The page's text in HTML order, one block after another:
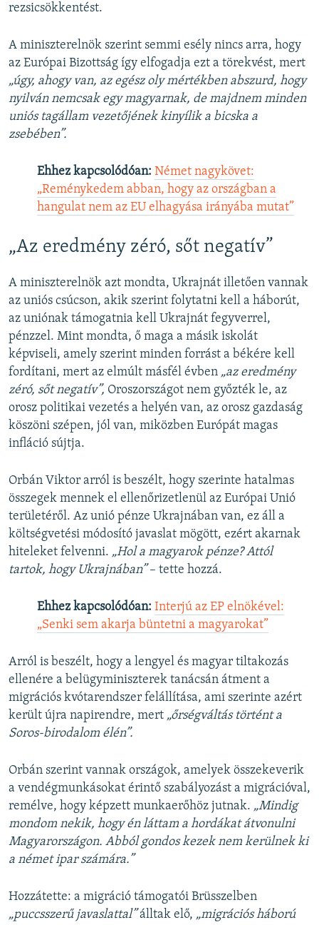
rezsicsökkentést.
A miniszterelnök szerint semmi esély nincs arra, hogy
az Európai Bizottság így elfogadja ezt a törekvést, mert
„úgy, ahogy van, az egész oly mértékben abszurd, hogy
nyilván nemcsak egy magyarnak, de majdnem minden
uniós tagállam vezetőjének kinyílik a bicska a
zsebében”.
Ehhez kapcsolódóan: Német nagykövet:
„Reménykedem abban, hogy az országban a
hangulat nem az EU elhagyása irányába mutat”
„Az eredmény zéró, sőt negatív”
A miniszterelnök azt mondta, Ukrajnát illetően vannak
az uniós csúcson, akik szerint folytatni kell a háborút,
az uniónak támogatnia kell Ukrajnát fegyverrel,
pénzzel. Mint mondta, ő maga a másik iskolát
képviseli, amely szerint minden forrást a békére kell
fordítani, mert az elmúlt másfél évben „az eredmény
zéró, sőt negatív”, Oroszországot nem győzték le, az
orosz politikai vezetés a helyén van, az orosz gazdaság
köszöni szépen, jól van, miközben Európát magas
infláció sújtja.
Orbán Viktor arról is beszélt, hogy szerinte hatalmas
összegek mennek el ellenőrizetlenül az Európai Unió
területéről. Az unió pénze Ukrajnában van, ez áll a
költségvetési módosító javaslat mögött, ezért akarnak
hiteleket felvenni. „Hol a magyarok pénze? Attól
tartok, hogy Ukrajnában”– tette hozzá.
Ehhez kapcsolódóan: Interjú az EP elnökével:
„Senki sem akarja büntetni a magyarokat”
Arról is beszélt, hogy a lengyel és magyar tiltakozás
ellenére a belügyminiszterek tanácsán átment a
migrációs kvótarendszer felállítása, ami szerinte azért
került újra napirendre, mert „őrségváltás történt a
Soros-birodalom élén”.
Orbán szerint vannak országok, amelyek összekeverik
a vendégmunkásokat érintő szabályozást a migrációval,
remélve, hogy képzett munkaerőhöz jutnak. „Mindig
mondom nekik, hogy én láttam a hordákat átvonulni
Magyarországon. Abból gondos kezek nem kerülnek ki
a német ipar számára.”
Hozzátette: a migráció támogatói Brüsszelben
„puccsszerű javaslattal”álltak elő, „migrációs háború